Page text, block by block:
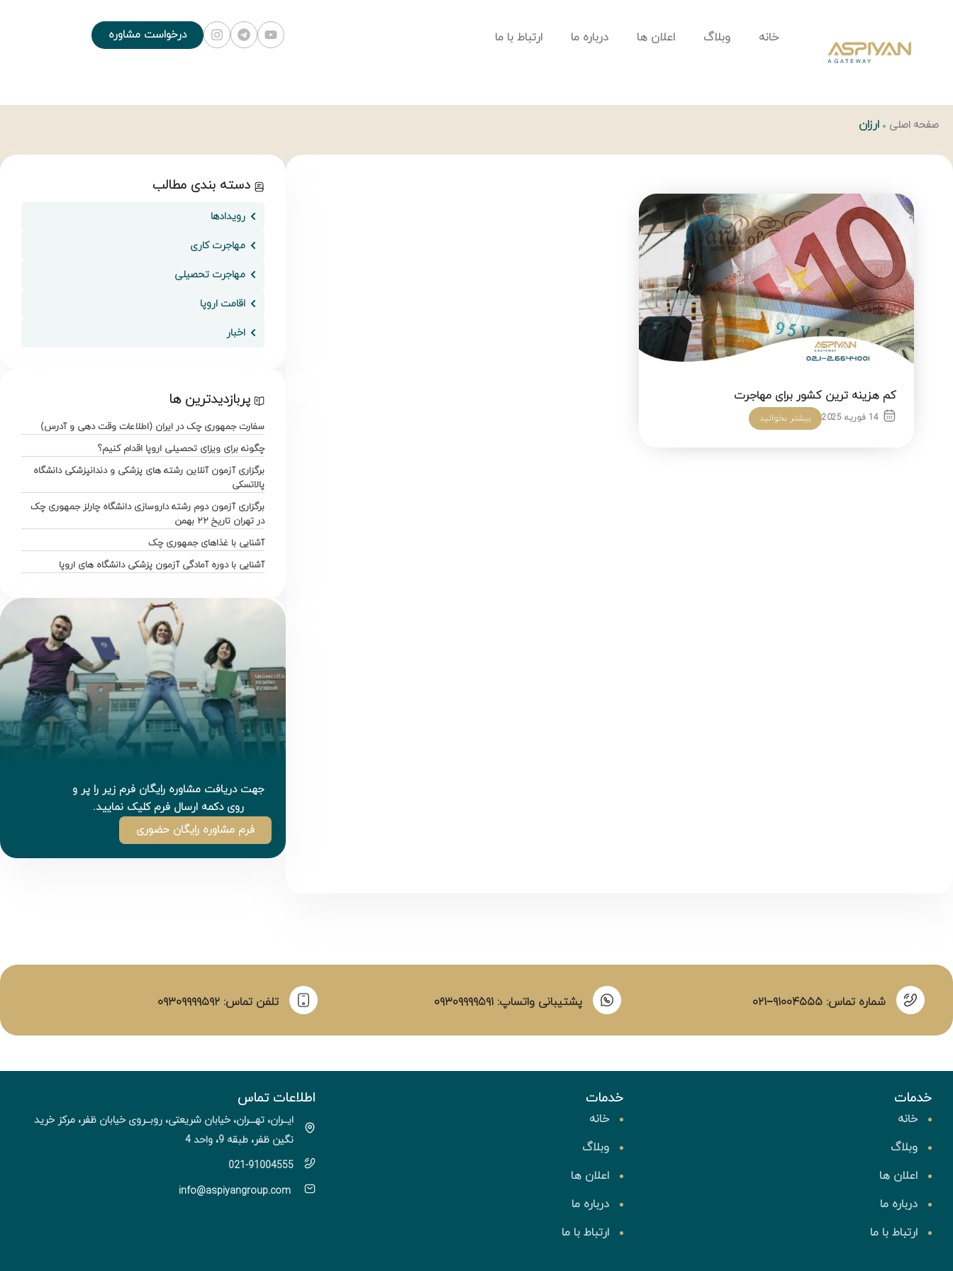
خانه وبلاگ اعلان ها درباره ما ارتباط با ما درخواست مشاوره
صفحه اصلی ارزان
کم هزینه ترین کشور برای مهاجرت
14 فوریه 2025 بیشتر بخوانید
دسته بندی مطالب
رویدادها
مهاجرت کاری
مهاجرت تحصیلی
اقامت اروپا
اخبار
پربازدیدترین ها
سفارت جمهوری چک در ایران (اطلاعات وقت دهی و آدرس)
چگونه برای ویزای تحصیلی اروپا اقدام کنیم؟
برگزاری آزمون آنلاین رشته های پزشکی و دندانپزشکی دانشگاه
پالاتسکی
برگزاری آزمون دوم رشته داروسازی دانشگاه چارلز جمهوری چک
در تهران تاریخ ۲۲ بهمن
آشنایی با غذاهای جمهوری چک
آشنایی با دوره آمادگی آزمون پزشکی دانشگاه های اروپا
جهت دریافت مشاوره رایگان فرم زیر را پر و
روی دکمه ارسال فرم کلیک نمایید.
فرم مشاوره رایگان حضوری
شماره تماس: ۹۱۰۰۴۵۵۵−۰۲۱ پشتیبانی واتساپ: ۰۹۳۰۹۹۹۹۵۹۱ تلفن تماس: ۰۹۳۰۹۹۹۹۵۹۲
خدمات
خانه
وبلاگ
اعلان ها
درباره ما
ارتباط با ما
خدمات
خانه
وبلاگ
اعلان ها
درباره ما
ارتباط با ما
اطلاعات تماس
ایــران، تهـــران، خیابان شریعتی، روبــروی خیابان ظفر، مرکز خرید
نگین ظفر، طبقه 9، واحد 4
021-91004555
info@aspiyangroup.com